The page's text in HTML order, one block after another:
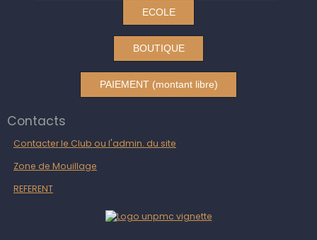
ECOLE
BOUTIQUE
PAIEMENT (montant libre)
Contacts
Contacter le Club ou l'admin. du site
Zone de Mouillage
REFERENT